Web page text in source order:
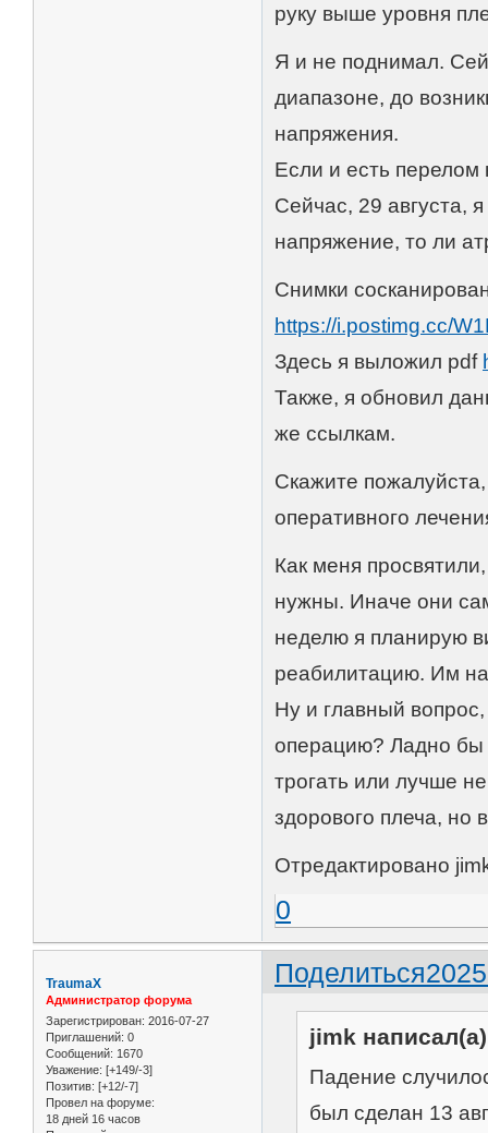
руку выше уровня
Я и не поднимал.
диапазоне, до
напряжения.
Если и есть перелом
Сейчас, 29 августа,
напряжение, то ли
Cнимки
https://i.postimg.cc/
Здесь я выложил pdf
Также, я обновил
же ссылкам.
Скажите
оперативного
Как меня
нужны. Иначе они
неделю я планирую
реабилитацию. Им
Ну и главный
операцию? Ладно бы
трогать или лучше
здорового плеча, но
Отредактировано
0
Поделиться
TraumaX
Администратор форума
Зарегистрирован: 2016-07-27
Приглашений: 0
Сообщений: 1670
Уважение: [+149/-3]
Позитив: [+12/-7]
Провел на форуме:
18 дней 16 часов
jimk
Падение
был сделан 13